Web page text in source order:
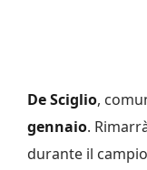
De Sciglio,
gennaio.
durante il